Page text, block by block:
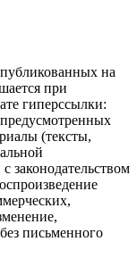
на
при
гиперссылки:
(тексты,
законодательством
письменного